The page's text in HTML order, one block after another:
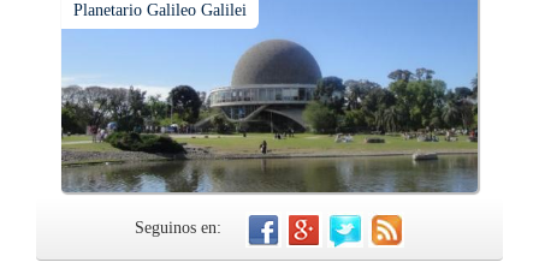
Planetario Galileo Galilei
Seguinos en: